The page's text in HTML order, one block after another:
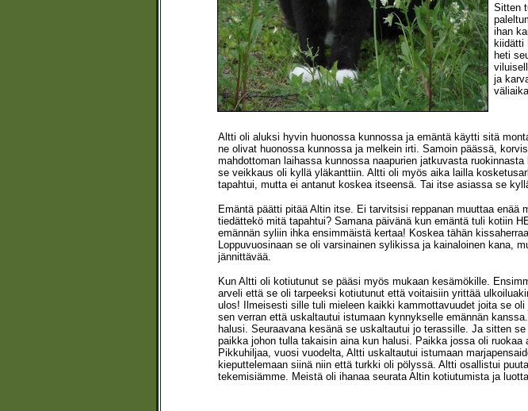
Sitten
ihan
kiidätti
heti
ja
Altti oli aluksi hyvin huonossa kunnossa ja emäntä käytti sitä
ne olivat huonossa kunnossa ja melkein irti. Samoin päässä,
mahdottoman laihassa kunnossa naapurien jatkuvasta
se veikkaus oli kyllä yläkanttiin. Altti oli myös aika lailla
tapahtui, mutta ei antanut koskea itseensä. Tai itse asiassa se
Emäntä päätti pitää Altin itse. Ei tarvitsisi reppanan muuttaa
tiedättekö mitä tapahtui? Samana päivänä kun emäntä tuli kotiin
emännän syliin ihka ensimmäistä kertaa! Koskea tähän
Loppuvuosinaan se oli varsinainen sylikissa ja kainaloinen kana,
jännittävää.
Kun Altti oli kotiutunut se pääsi myös mukaan kesämökille.
arveli että se oli tarpeeksi kotiutunut että voitaisiin yrittää
ulos! Ilmeisesti sille tuli mieleen kaikki kammottavuudet joita se
sen verran että uskaltautui istumaan kynnykselle emännän
halusi. Seuraavana kesänä se uskaltautui jo terassille. Ja sitten
paikka johon tulla takaisin aina kun halusi. Paikka jossa oli
Pikkuhiljaa, vuosi vuodelta, Altti uskaltautui istumaan
kieputtelemaan siinä niin että turkki oli pölyssä. Altti osallistui
tekemisiämme. Meistä oli ihanaa seurata Altin kotiutumista ja